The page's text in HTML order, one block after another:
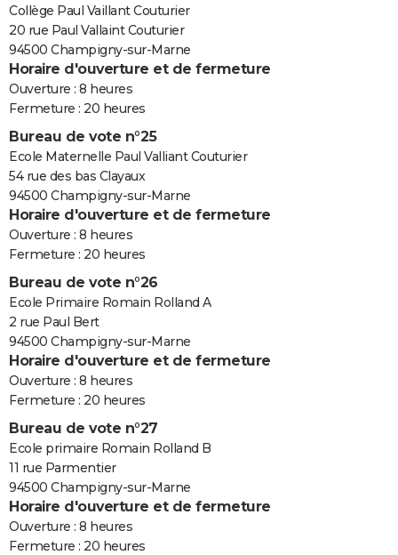
Collège Paul Vaillant Couturier
20 rue Paul Vallaint Couturier
94500 Champigny-sur-Marne
Horaire d'ouverture et de fermeture
Ouverture : 8 heures
Fermeture : 20 heures
Bureau de vote n°25
Ecole Maternelle Paul Valliant Couturier
54 rue des bas Clayaux
94500 Champigny-sur-Marne
Horaire d'ouverture et de fermeture
Ouverture : 8 heures
Fermeture : 20 heures
Bureau de vote n°26
Ecole Primaire Romain Rolland A
2 rue Paul Bert
94500 Champigny-sur-Marne
Horaire d'ouverture et de fermeture
Ouverture : 8 heures
Fermeture : 20 heures
Bureau de vote n°27
Ecole primaire Romain Rolland B
11 rue Parmentier
94500 Champigny-sur-Marne
Horaire d'ouverture et de fermeture
Ouverture : 8 heures
Fermeture : 20 heures